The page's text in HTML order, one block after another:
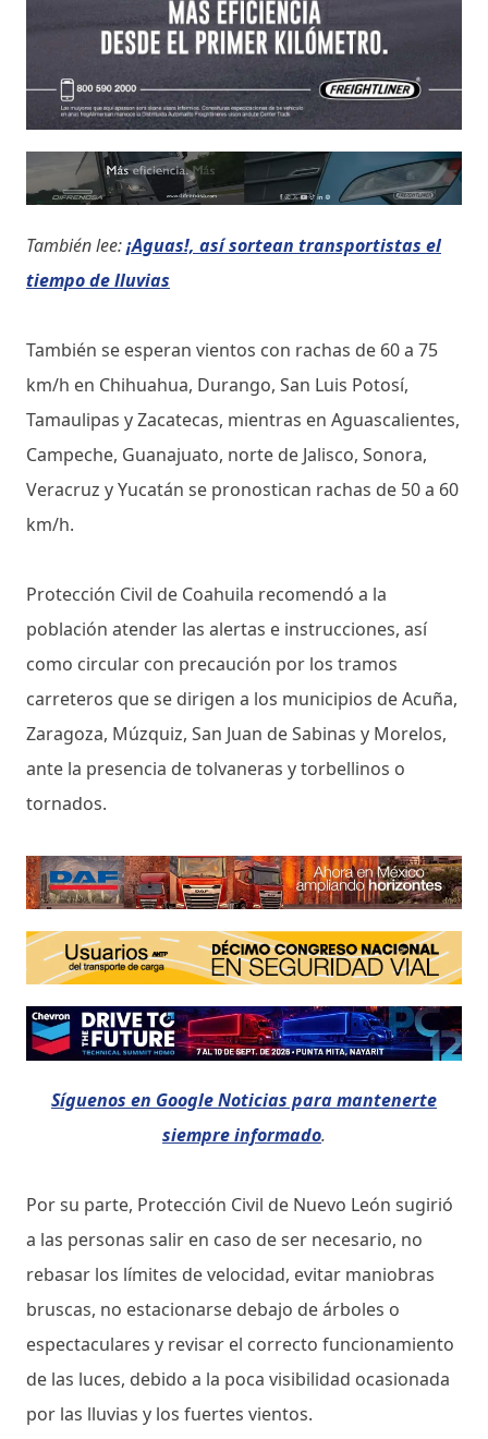
También lee:¡Aguas!, así sortean transportistas el
tiempo de lluvias
También se esperan vientos con rachas de 60 a 75
km/h en Chihuahua, Durango, San Luis Potosí,
Tamaulipas y Zacatecas, mientras en Aguascalientes,
Campeche, Guanajuato, norte de Jalisco, Sonora,
Veracruz y Yucatán se pronostican rachas de 50 a 60
km/h.
Protección Civil de Coahuila recomendó a la
población atender las alertas e instrucciones, así
como circular con precaución por los tramos
carreteros que se dirigen a los municipios de Acuña,
Zaragoza, Múzquiz, San Juan de Sabinas y Morelos,
ante la presencia de tolvaneras y torbellinos o
tornados.
Síguenos en Google Noticias para mantenerte
siempre informado.
Por su parte, Protección Civil de Nuevo León sugirió
a las personas salir en caso de ser necesario, no
rebasar los límites de velocidad, evitar maniobras
bruscas, no estacionarse debajo de árboles o
espectaculares y revisar el correcto funcionamiento
de las luces, debido a la poca visibilidad ocasionada
por las lluvias y los fuertes vientos.